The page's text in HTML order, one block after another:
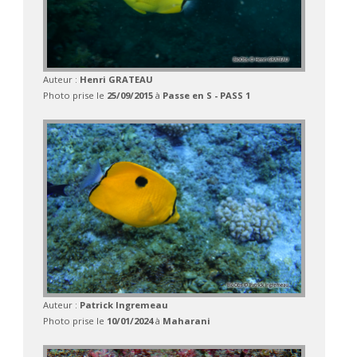
Auteur : Henri GRATEAU
Photo prise le 25/09/2015à Passe en S - PASS 1
Auteur : Patrick Ingremeau
Photo prise le 10/01/2024à Maharani